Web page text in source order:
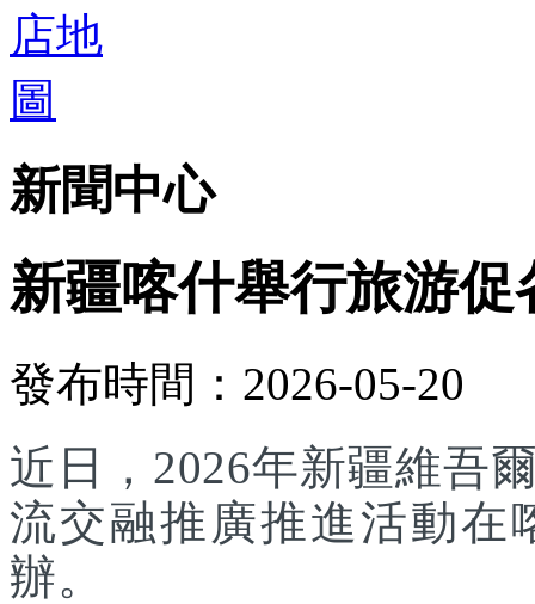
新聞中心
新疆喀什舉行旅游
發布時間：2026-05-20
近日，2026年新疆維吾
流交融推廣推進活動在
辦。